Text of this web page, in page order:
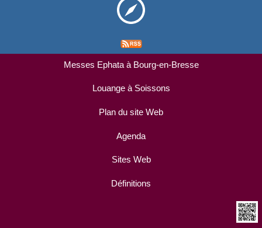
Messes Ephata à Bourg-en-Bresse
Louange à Soissons
Plan du site Web
Agenda
Sites Web
Définitions